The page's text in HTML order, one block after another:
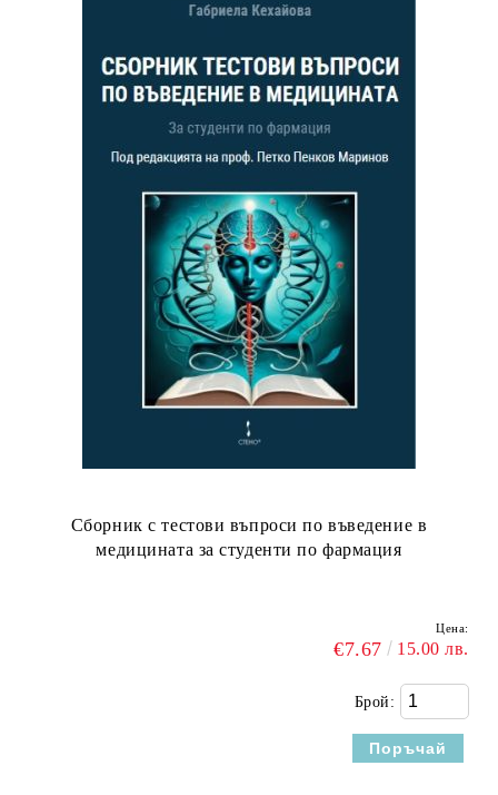
Сборник с тестови въпроси по въведение в
медицината за студенти по фармация
Цена:
€7.67 15.00 лв.
Брой: